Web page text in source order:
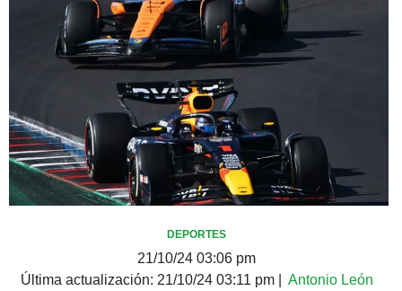
DEPORTES
21/10/24 03:06 pm
Última actualización: 21/10/24 03:11 pm| Antonio León